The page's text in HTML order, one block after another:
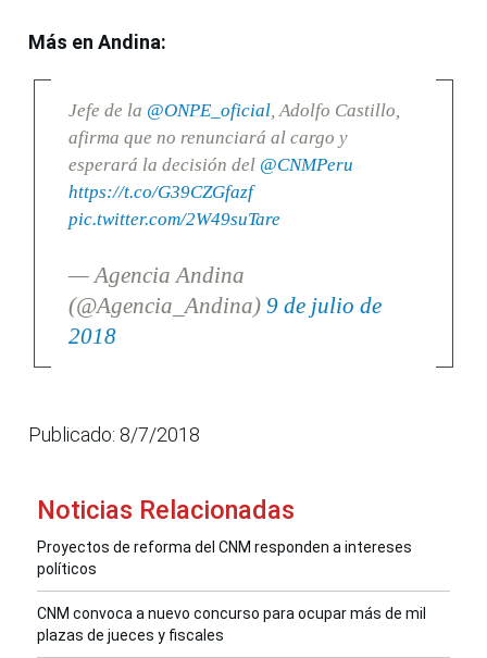
Más en Andina:
Jefe de la @ONPE_oficial, Adolfo Castillo,
afirma que no renunciará al cargo y
esperará la decisión del @CNMPeru
https://t.co/G39CZGfazf
pic.twitter.com/2W49suTare
— Agencia Andina
(@Agencia_Andina) 9 de julio de
2018
Publicado: 8/7/2018
Noticias Relacionadas
Proyectos de reforma del CNM responden a intereses
políticos
CNM convoca a nuevo concurso para ocupar más de mil
plazas de jueces y fiscales